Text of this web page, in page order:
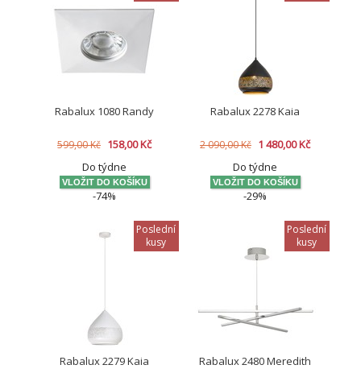
Rabalux 1080 Randy
599,00 Kč 158,00 Kč
Do týdne
-74%
Rabalux 2278 Kaia
2 090,00 Kč 1 480,00 Kč
Do týdne
-29%
Poslední
kusy
Rabalux 2279 Kaia
Poslední
kusy
Rabalux 2480 Meredith